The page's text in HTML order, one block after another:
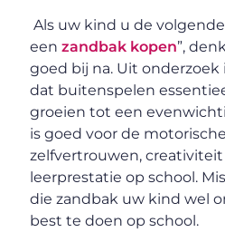
Als uw kind u de
eenzandbak kopen”,
goed bij na. Uit
dat buitenspelen
groeien tot een
is goed voor de
zelfvertrouwen,
leerprestatie op school.
die zandbak uw kind wel
best te doen op school.